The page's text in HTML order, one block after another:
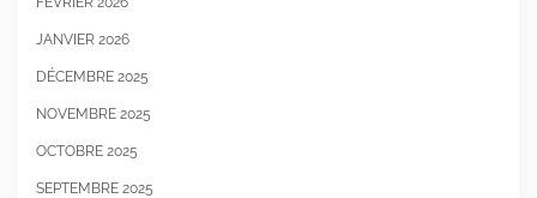
JANVIER 2026
DÉCEMBRE 2025
NOVEMBRE 2025
OCTOBRE 2025
SEPTEMBRE 2025